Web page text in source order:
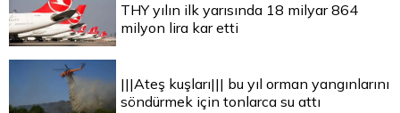
THY yılın ilk yarısında 18 milyar 864
milyon lira kar etti
|||Ateş kuşları||| bu yıl orman yangınlarını
söndürmek için tonlarca su attı